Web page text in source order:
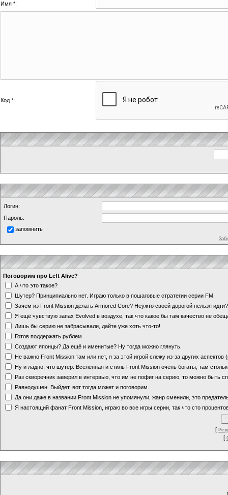
Имя *:
Код *:
Логин:
Пароль:
запомнить
Поговорим про Left Alive?
А что это такое?
Шутер? Принципиально нет. Играю только в пошаговые стратегии серии FM.
Зачем из Front Mission делать Armored Core? Неужто своей дорогой нельзя
Я ещё чувствую запах Evolved в воздухе, так что какое бы там качество не
Лишь бы серию не забрасывали, дайте уже хоть что-то!
Готов поддержать рублем
Создают японцы? Да ещё и именитые? Ну тогда можно глянуть.
Не важно Front Mission там или нет, я за этой игрой слежу из-за других аспектов
Ну и ладно, что шутер. Вселенная и стиль Front Mission очень богаты, там
Раз скворечник заверил в интервью, что им не пофиг на серию, то можно быть
Равнодушен. Выйдет, вот тогда может и поговорим.
Да они даже в названии Front Mission не упомянули, жанр сменили, это
Я настоящий фанат Front Mission, играю во все игры серии, так что сто
[
[